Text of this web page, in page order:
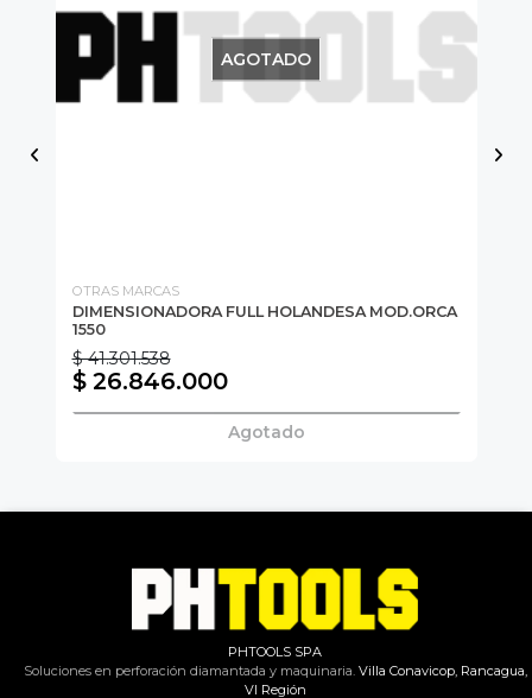
AGOTADO
OTRAS MARCAS
DIMENSIONADORA FULL HOLANDESA MOD.ORCA
1550
$ 41.301.538
$ 26.846.000
Agotado
PHTOOLS SPA
Soluciones en perforación diamantada y maquinaria.Villa Conavicop, Rancagua,
VI Región